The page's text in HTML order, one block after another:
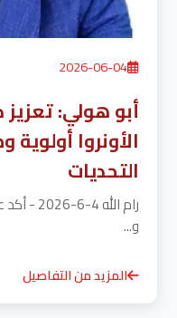
2026-06-04
أبو هولي:
الأونروا
التحديات
رام
و...
المزيد من التفاصيل